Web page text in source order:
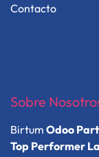
Contacto
Sobre
​Birtum Odoo
Top Performer